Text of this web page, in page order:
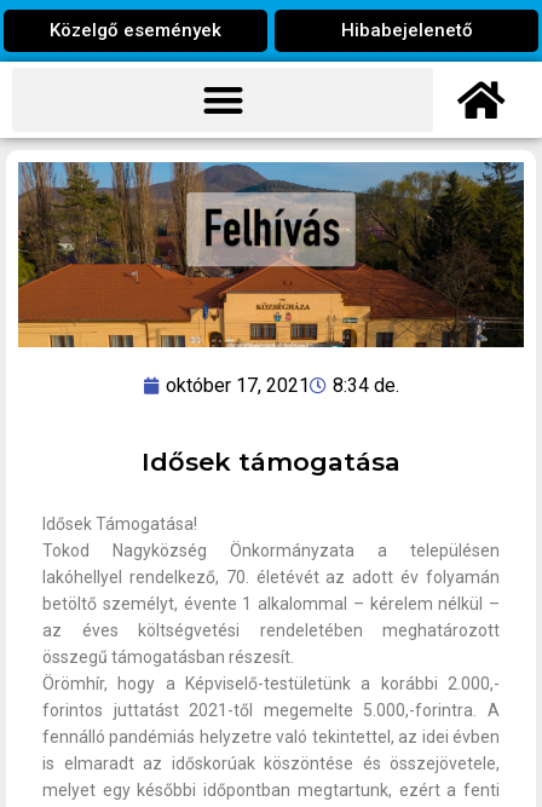
Közelgő események Hibabejelenető
október 17, 2021 8:34 de.
Idősek támogatása
Idősek Támogatása!
Tokod Nagyközség Önkormányzata a településen
lakóhellyel rendelkező, 70. életévét az adott év folyamán
betöltő személyt, évente 1 alkalommal – kérelem nélkül –
az éves költségvetési rendeletében meghatározott
összegű támogatásban részesít.
Örömhír, hogy a Képviselő-testületünk a korábbi 2.000,-
forintos juttatást 2021-től megemelte 5.000,-forintra. A
fennálló pandémiás helyzetre való tekintettel, az idei évben
is elmaradt az időskorúak köszöntése és összejövetele,
melyet egy későbbi időpontban megtartunk, ezért a fenti